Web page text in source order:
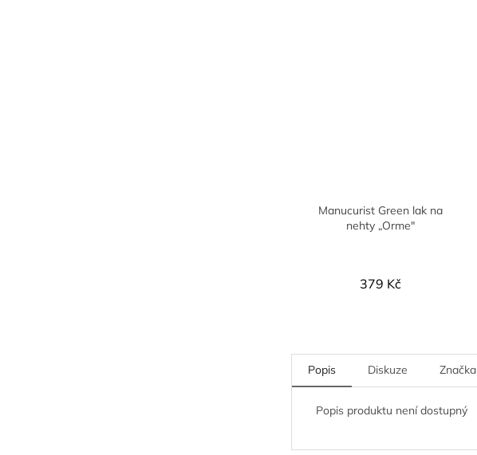
Manucurist Green lak na
nehty „Orme"
379 Kč
Popis Diskuze Značka
Popis produktu není dostupný